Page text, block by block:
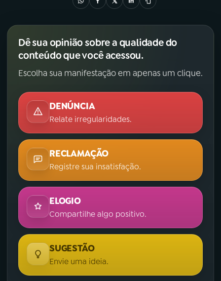
Dê sua opinião sobre a qualidade do
conteúdo que você acessou.
Escolha sua manifestação em apenas um clique.
DENÚNCIA
Relate irregularidades.
RECLAMAÇÃO
Registre sua insatisfação.
ELOGIO
Compartilhe algo positivo.
SUGESTÃO
Envie uma ideia.